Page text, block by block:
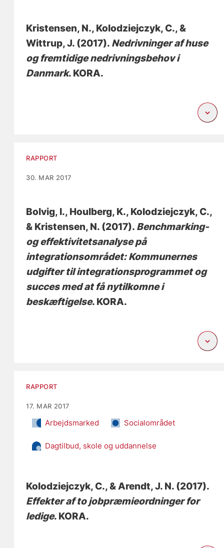
Kristensen, N., Kolodziejczyk, C., &
Wittrup, J. (2017). Nedrivninger af huse
og fremtidige nedrivningsbehov i
Danmark. KORA.
RAPPORT
30. MAR 2017
Bolvig, I., Houlberg, K., Kolodziejczyk, C.,
& Kristensen, N. (2017). Benchmarking-
og effektivitetsanalyse på
integrationsområdet: Kommunernes
udgifter til integrationsprogrammet og
succes med at få nytilkomne i
beskæftigelse. KORA.
RAPPORT
17. MAR 2017
Arbejdsmarked Socialområdet
Dagtilbud, skole og uddannelse
Kolodziejczyk, C., & Arendt, J. N. (2017).
Effekter af to jobpræmieordninger for
ledige. KORA.